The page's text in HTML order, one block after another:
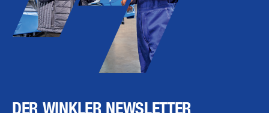
DER WINKLER NEWSLETTER